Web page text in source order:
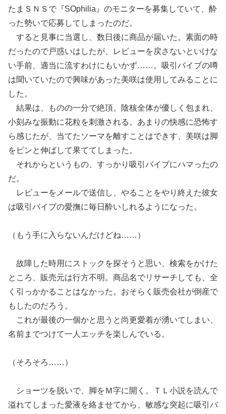
たまＳＮＳで『SOphilia』のモニターを募集していて、酔
った勢いで応募してしまったのだ。
すると見事に当選し、数日後に商品が届いた。素面の時
だったので戸惑いはしたが、レビューを戻さないといけな
い手前、適当に流すわけにもいかず……。吸引バイブの噂
は聞いていたので興味があった美咲は使用してみることに
した。
結果は、ものの一分で絶頂。陰核全体が優しく包まれ、
小刻みな振動に花粒を刺激される。あまりの快感に恐怖す
ら感じたが、当てたソーマを離すことはできす、美咲は脚
をピンと伸ばして果ててしまった。
それからというもの、すっかり吸引バイブにハマったの
だ。
レビューをメールで送信し、やることをやり終えた彼女
は吸引バイブの愛撫に毎日酔いしれるようになった。
（もう手に入らないんだけどね……）
故障した時用にストックを探そうと思い、検索をかけた
ところ、販売元は行方不明。商品名でリサーチしても、全
く引っかかることはなかった。おそらく販売会社が倒産で
もしたのだろう。
これが最後の一個かと思うと尚更愛着が湧いてしまい、
名前までつけて一人エッチを楽しんでいる。
（そろそろ……）
ショーツを脱いで、脚をＭ字に開く。ＴＬ小説を読んで
溢れてしまった愛液を絡ませてから、敏感な突起に吸引バ